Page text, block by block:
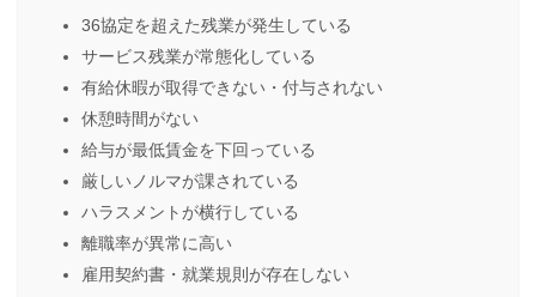
36協定を超えた残業が発生している
サービス残業が常態化している
有給休暇が取得できない・付与されない
休憩時間がない
給与が最低賃金を下回っている
厳しいノルマが課されている
ハラスメントが横行している
離職率が異常に高い
雇用契約書・就業規則が存在しない